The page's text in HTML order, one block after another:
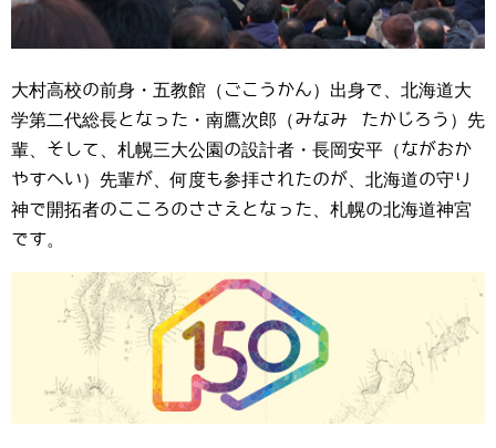
大村高校の前身・五教館（ごこうかん）出身で、北海道大
学第二代総長となった・南鷹次郎（みなみ たかじろう）先
輩、そして、札幌三大公園の設計者・長岡安平（ながおか
やすへい）先輩が、何度も参拝されたのが、北海道の守り
神で開拓者のこころのささえとなった、札幌の北海道神宮
です。